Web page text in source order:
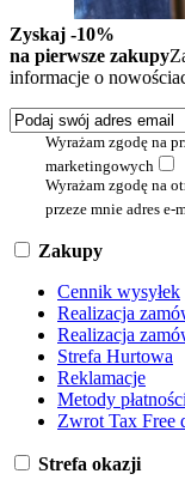
Zyskaj -10%
na pierwsze zakupy
informacje o
Wyrażam zgodę na
marketingowych
Wyrażam zgodę na
przeze mnie adres e-
Zakupy
Cennik wysyłek
Realizacja
Realizacja
Strefa Hurtowa
Reklamacje
Metody płatności
Zwrot Tax Free
Strefa okazji